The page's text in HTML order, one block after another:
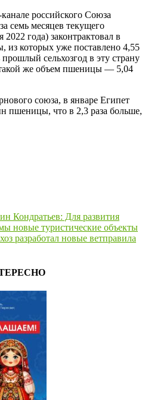
российского Союза
семь месяцев текущего
2022 года) законтрактовал в
которых уже поставлено 4,55
сельхозгод в эту страну
же объем пшеницы — 5,04
союза, в январе Египет
пшеницы, что в 2,3 раза больше,
Кондратьев: Для развития
новые туристические объекты
разработал новые ветправила